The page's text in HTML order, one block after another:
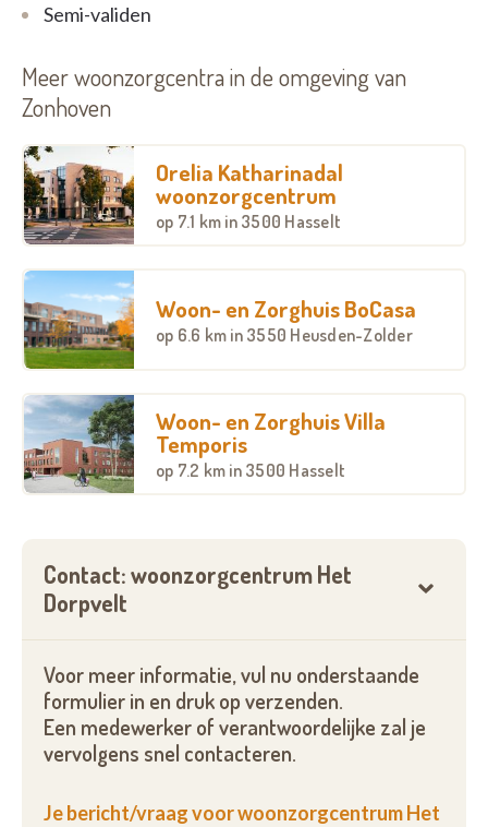
U kunt bij ons terecht voor een verblijf in het
dagverzorgingscentrum.
woonzorgcentrum.
Semi-validen
Meer woonzorgcentra in de omgeving van
Zonhoven
Orelia Katharinadal
woonzorgcentrum
op 7.1 km in 3500 Hasselt
Woon- en Zorghuis BoCasa
op 6.6 km in 3550 Heusden-Zolder
Woon- en Zorghuis Villa
Temporis
op 7.2 km in 3500 Hasselt
Contact: woonzorgcentrum Het
Dorpvelt
Voor meer informatie, vul nu onderstaande
formulier in en druk op verzenden.
Een medewerker of verantwoordelijke zal je
vervolgens snel contacteren.
Je bericht/vraag voor woonzorgcentrum Het